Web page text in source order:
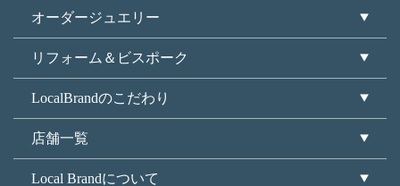
オーダージュエリー
リフォーム＆ビスポーク
LocalBrandのこだわり
店舗一覧
Local Brandについて